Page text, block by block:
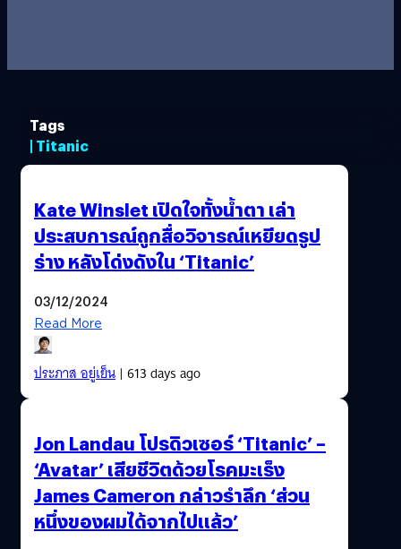
Tags
| Titanic
Kate Winslet เปิดใจทั้งน้ำตา เล่า
ประสบการณ์ถูกสื่อวิจารณ์เหยียดรูป
ร่าง หลังโด่งดังใน ‘Titanic’
03/12/2024
Read More
ประภาส อยู่เย็น| 613 days ago
Jon Landau โปรดิวเซอร์ ‘Titanic’ –
‘Avatar’ เสียชีวิตด้วยโรคมะเร็ง
James Cameron กล่าวรำลึก ‘ส่วน
หนึ่งของผมได้จากไปแล้ว’